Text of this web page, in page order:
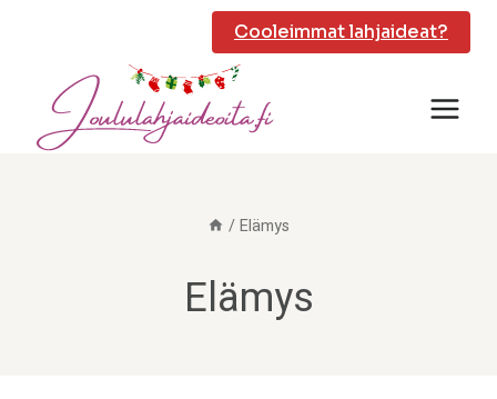
Cooleimmat lahjaideat?
/ Elämys
Elämys